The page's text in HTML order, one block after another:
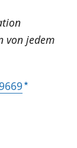
von jedem